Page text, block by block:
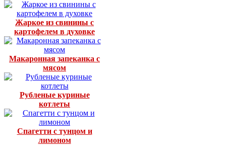
Жаркое из свинины с
картофелем в духовке
Макаронная запеканка с
мясом
Рубленые куриные
котлеты
Спагетти с тунцом и
лимоном